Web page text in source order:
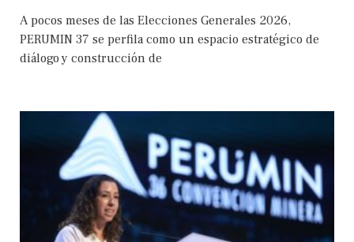
A pocos meses de las Elecciones Generales 2026,
PERUMIN 37 se perfila como un espacio estratégico de
diálogo y construcción de